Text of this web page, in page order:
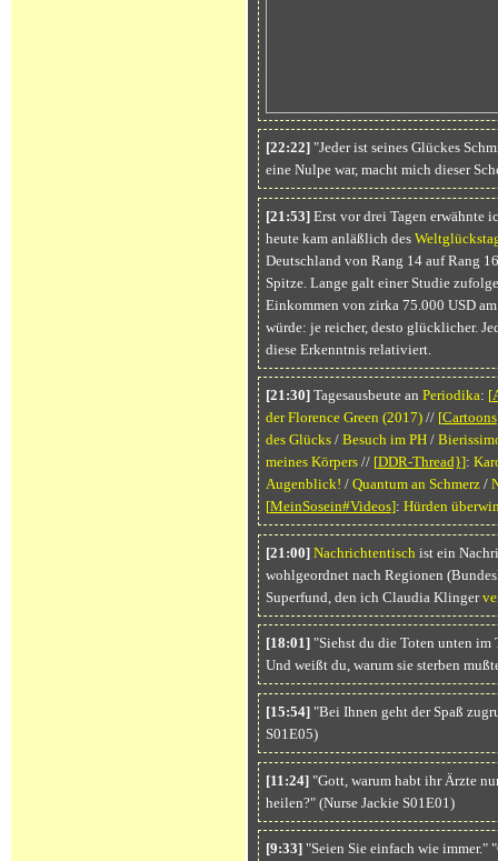
[22:22]"Jeder ist seines Glückes
eine Nulpe war, macht mich dieser
[21:53]Erst vor drei Tagen erwähnte
heute kam anläßlich des
Deutschland von Rang 14 auf Rang
Spitze. Lange galt einer Studie
Einkommen von zirka 75.000 USD
würde: je reicher, desto glücklicher.
diese Erkenntnis relativiert.
[21:30]Tagesausbeute an Periodika: [
der Florence Green (2017)// [Cartoons
des Glücks/ Besuch im PH/
meines Körpers// [DDR-Thread}]:
Augenblick! / Quantum an Schmerz/
[MeinSosein#Videos]: Hürden
[21:00] Nachrichtentisch ist ein
wohlgeordnet nach Regionen
Superfund, den ich Claudia Klinger
[18:01]"Siehst du die Toten unten im
Und weißt du, warum sie sterben
[15:54]"Bei Ihnen geht der Spaß
S01E05)
[11:24]"Gott, warum habt ihr Ärzte
heilen?" (Nurse Jackie S01E01)
[9:33]"Seien Sie einfach wie immer."